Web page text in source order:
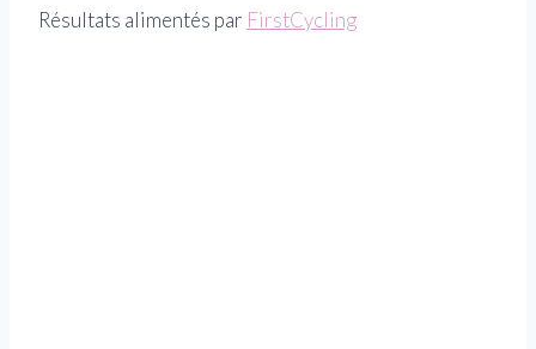
Résultats alimentés par FirstCycling